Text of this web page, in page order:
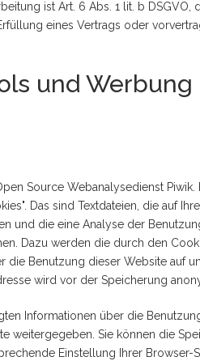
ist Art. 6 Abs. 1 lit. b DSGVO,
eines Vertrags oder
und Werbung
Source Webanalysedienst Piwik.
Das sind Textdateien, die auf
und die eine Analyse der
Dazu werden die durch den
die Benutzung dieser Website auf
wird vor der Speicherung
Informationen über die
weitergegeben. Sie können die
Einstellung Ihrer Browser-